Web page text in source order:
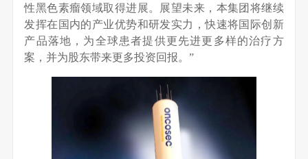
性黑色素瘤领域取得进展。展望未来，本集团将继续
发挥在国内的产业优势和研发实力，快速将国际创新
产品落地，为全球患者提供更先进更多样的治疗方
案，并为股东带来更多投资回报。”